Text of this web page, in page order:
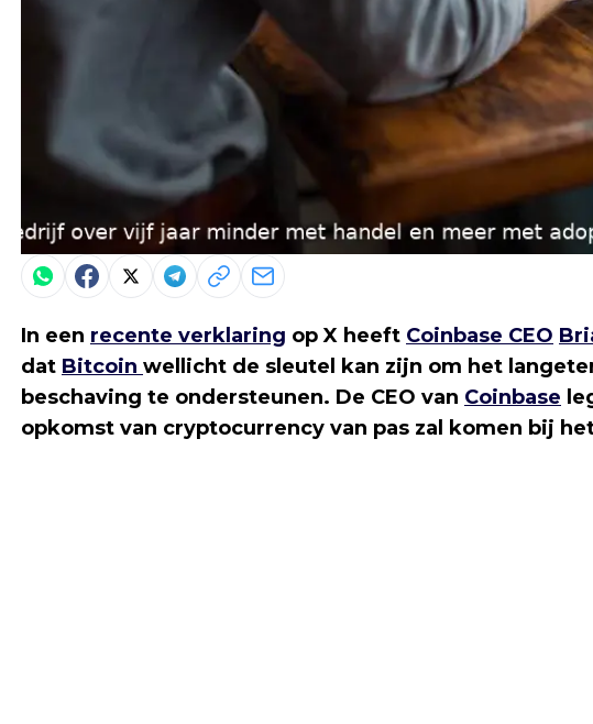
In een recente verklaring op X heeft Coinbase CEO
dat Bitcoin wellicht de sleutel kan zijn om het
beschaving te ondersteunen. De CEO van Coinbase
opkomst van cryptocurrency van pas zal komen bij